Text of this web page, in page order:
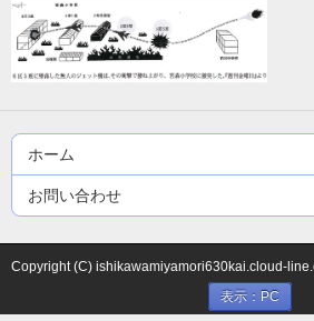
ホーム
お問い合わせ
Copyright (C) ishikawamiyamori630kai.cloud-
表示：PC